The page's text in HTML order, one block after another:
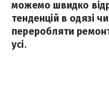
можемо швидко
тенденцій в одязі
переробляти
усі.